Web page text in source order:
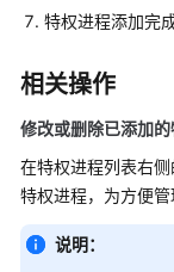
见
视
帮
助
更
特权进程添加完
相关操作
修改或删除已添加
在特权进程列表右
特权进程，为方便管
说明：